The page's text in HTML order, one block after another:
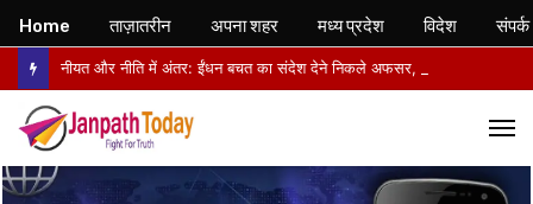
Home ताज़ातरीन अपना शहर मध्य प्रदेश विदेश संपर्क